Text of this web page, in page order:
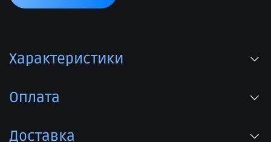
Характеристики
Оплата
Доставка